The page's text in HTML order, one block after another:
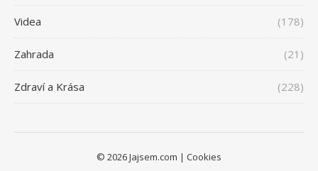
Videa (178)
Zahrada (21)
Zdraví a Krása (228)
© 2026 Jajsem.com | Cookies